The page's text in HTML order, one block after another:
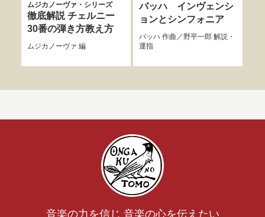
ムジカノーヴァ・シリーズ
徹底解説 チェルニー
30番の弾き方教え方
ムジカノーヴァ 編
バッハ インヴェンシ
ョンとシンフォニア
バッハ作曲／野平一郎解説・
運指
音楽の力を信じ 音楽の心を伝えたい